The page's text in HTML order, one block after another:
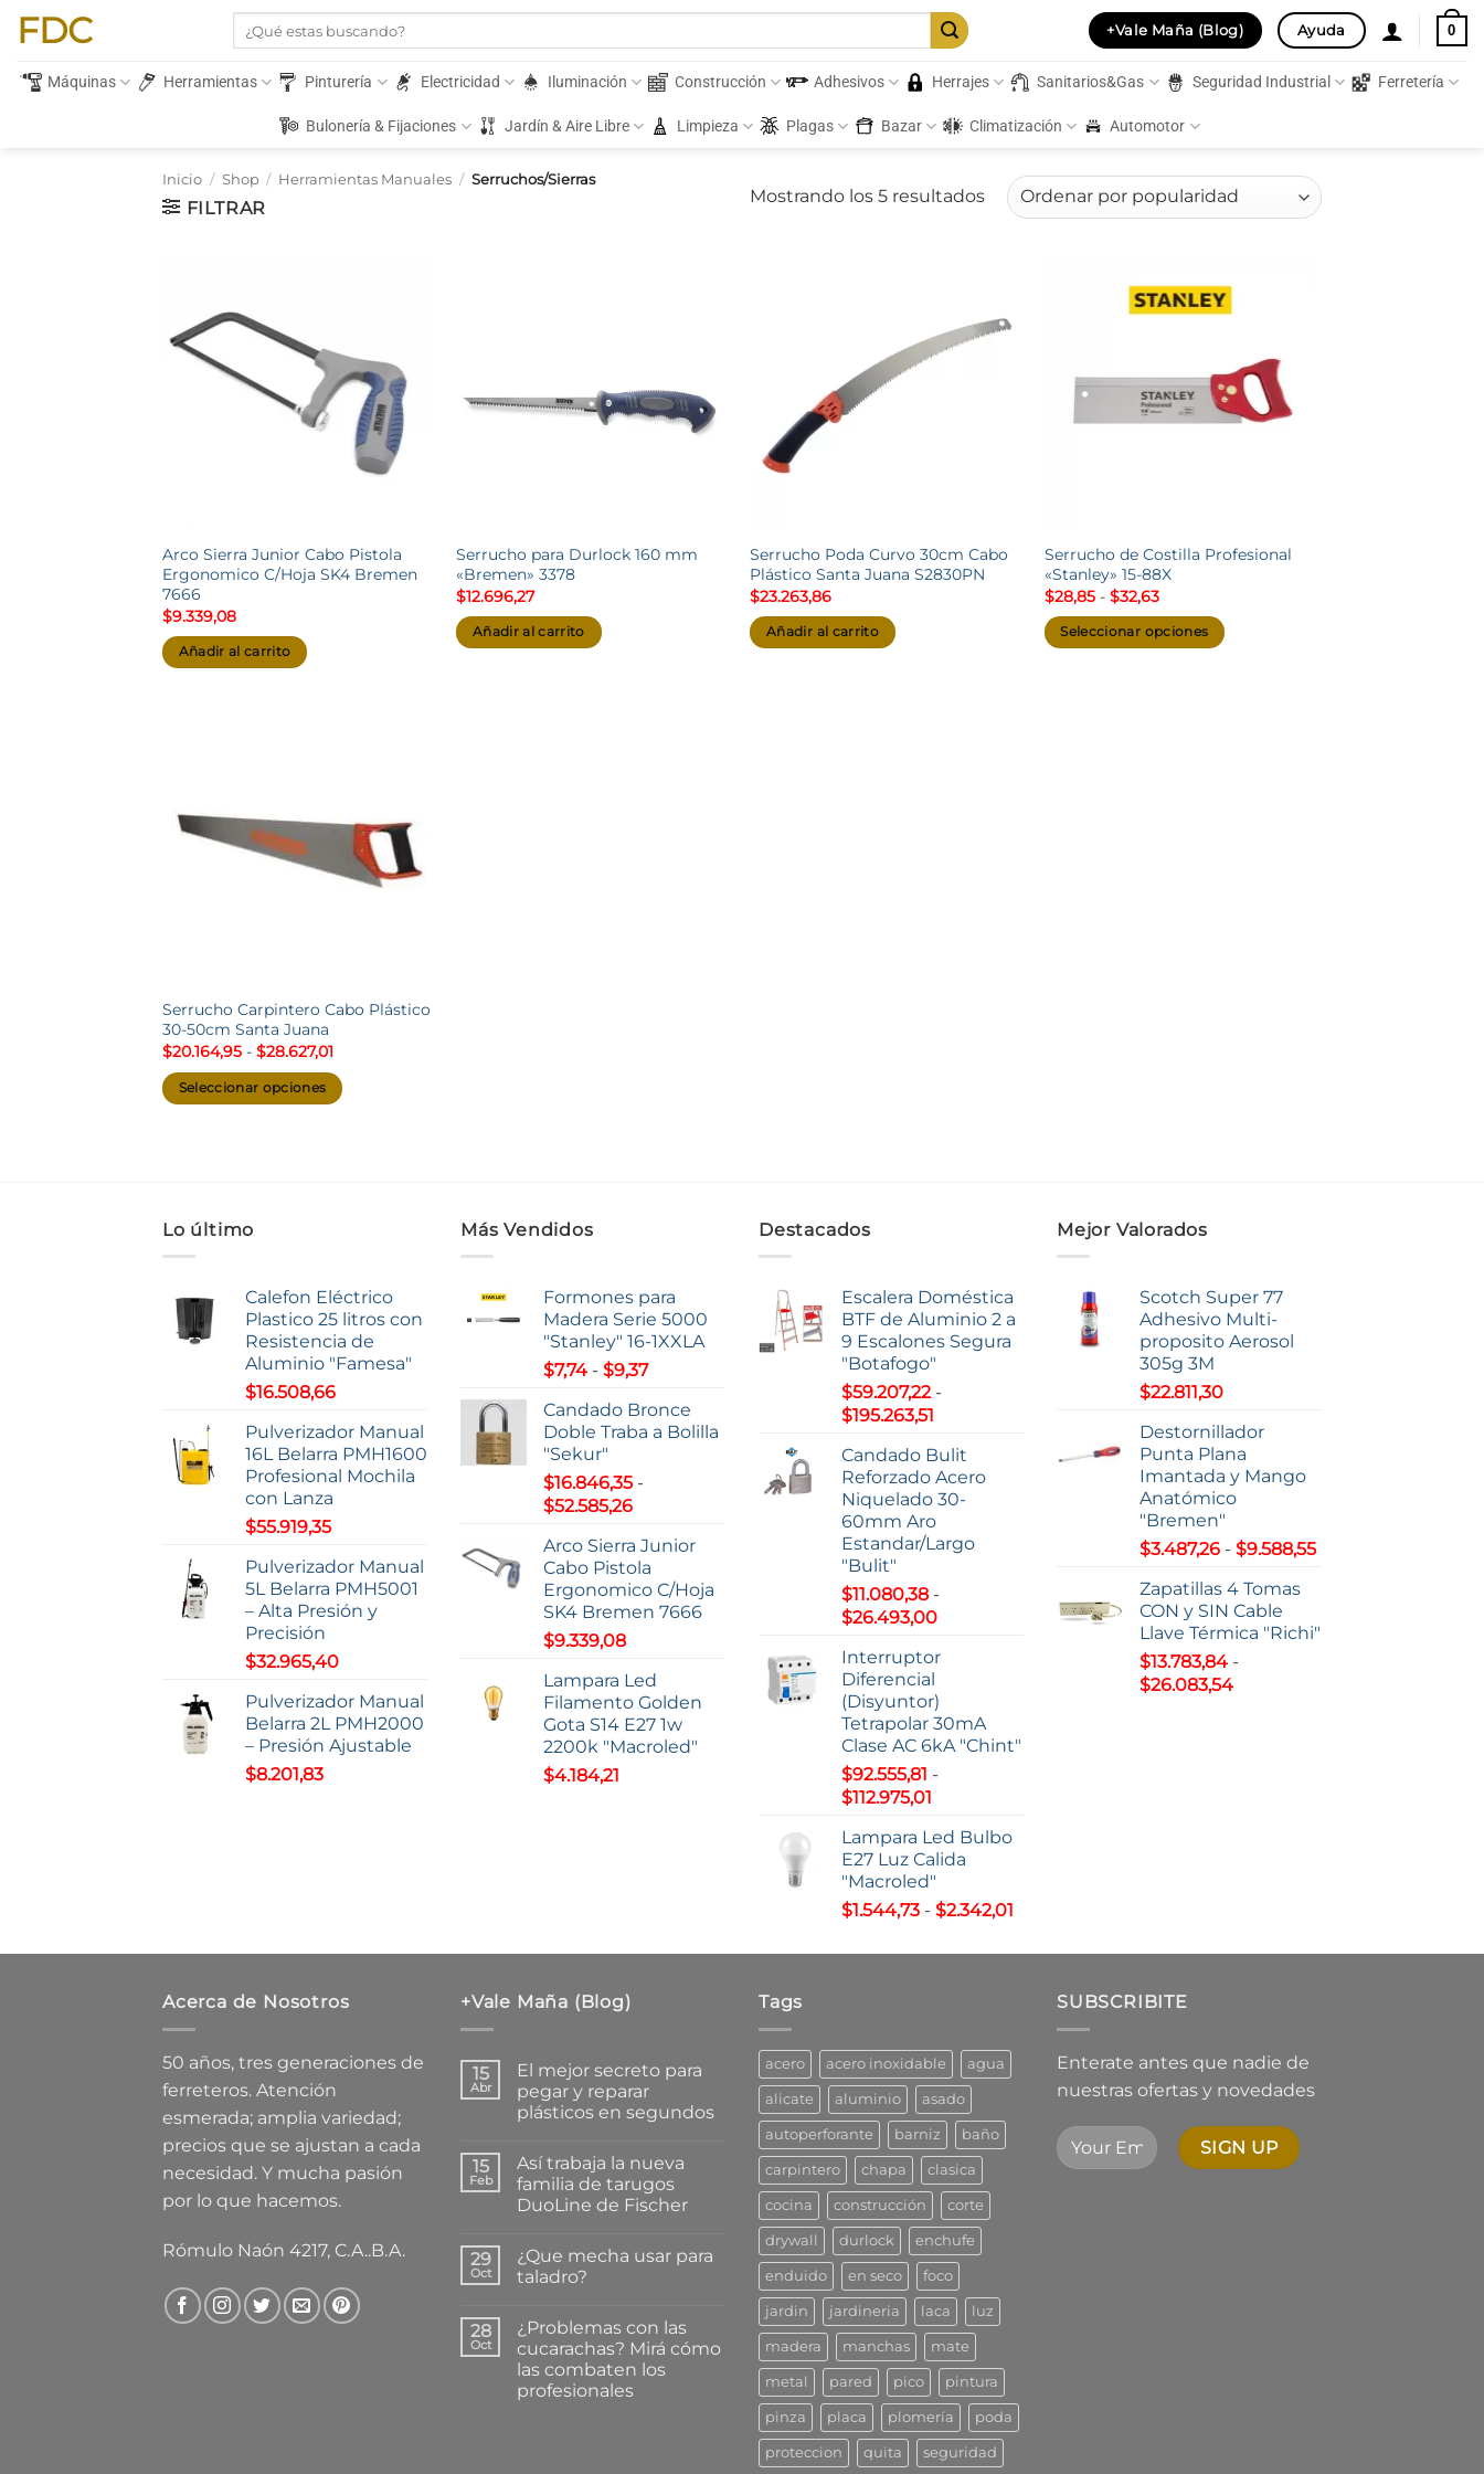
Saltar
contenido
FDC
por:
+Vale Maña (Blog) Ayuda 0
Máquinas Herramientas Pinturería Electricidad Iluminación Construcción Adhesivos Herrajes Sanitarios&Gas Seguridad Industrial Ferretería
Bulonería & Fijaciones Jardín & Aire Libre Limpieza Plagas Bazar Climatización Automotor
Inicio / Shop / Herramientas Manuales / Serruchos/Sierras
FILTRAR
Mostrando los 5 resultadosOrdenado
Arco Sierra Junior Cabo Pistola
Ergonomico C/Hoja SK4 Bremen
7666
$9.339,08
Añadir al carrito
Serrucho para Durlock 160 mm
«Bremen» 3378
$12.696,27
Añadir al carrito
Serrucho Poda Curvo 30cm Cabo
Plástico Santa Juana S2830PN
$23.263,86
Añadir al carrito
Serrucho de Costilla Profesional
«Stanley» 15-88X
$28,85 - $32,63Rango
precios:
desde
Seleccionar opciones
Serrucho Carpintero Cabo Plástico
30-50cm Santa Juana
$20.164,95 - $28.627,01Rango
precios:
desde
Seleccionar opciones
variantes.
Las
se
pueden
elegir
página
de
producto
Lo último
Calefon Eléctrico
Plastico 25 litros con
Resistencia de
Aluminio "Famesa"
$16.508,66
Pulverizador Manual
16L Belarra PMH1600
Profesional Mochila
con Lanza
$55.919,35
Pulverizador Manual
5L Belarra PMH5001
– Alta Presión y
Precisión
$32.965,40
Pulverizador Manual
Belarra 2L PMH2000
– Presión Ajustable
$8.201,83
Más Vendidos
Formones para
Madera Serie 5000
"Stanley" 16-1XXLA
$7,74 - $9,37Rango
precios:
desde
Candado Bronce
Doble Traba a Bolilla
"Sekur"
$16.846,35 -
$52.585,26Rango
precios:
desde
$16.846,35
hasta
Arco Sierra Junior
Cabo Pistola
Ergonomico C/Hoja
SK4 Bremen 7666
$9.339,08
Lampara Led
Filamento Golden
Gota S14 E27 1w
2200k "Macroled"
$4.184,21
Destacados
Escalera Doméstica
BTF de Aluminio 2 a
9 Escalones Segura
"Botafogo"
$59.207,22 -
$195.263,51
precios:
desde
$59.207,22
hasta
$195.263,51
Candado Bulit
Reforzado Acero
Niquelado 30-
60mm Aro
Estandar/Largo
"Bulit"
$11.080,38 -
$26.493,00Rango
precios:
$11.080,38
hasta
$26.493,00
Interruptor
Diferencial
(Disyuntor)
Tetrapolar 30mA
Clase AC 6kA "Chint"
$92.555,81 -
$112.975,01
precios:
desde
hasta
Lampara Led Bulbo
E27 Luz Calida
"Macroled"
$1.544,73 - $2.342,01
precios:
$1.544,73
hasta
Mejor Valorados
Scotch Super 77
Adhesivo Multi-
proposito Aerosol
305g 3M
$22.811,30
Destornillador
Punta Plana
Imantada y Mango
Anatómico
"Bremen"
$3.487,26 - $9.588,55Rango
Zapatillas 4 Tomas
CON y SIN Cable
Llave Térmica "Richi"
$13.783,84 -
$26.083,54Rango
Acerca de Nosotros
50 años, tres generaciones de
ferreteros. Atención
esmerada; amplia variedad;
precios que se ajustan a cada
necesidad. Y mucha pasión
por lo que hacemos.
Rómulo Naón 4217, C.A..B.A.
+Vale Maña (Blog)
15
Abr
El mejor secreto para
pegar y reparar
plásticos en segundos
comentarios
en
El
mejor
pegar
y
reparar
segundos
15
Feb
Así trabaja la nueva
familia de tarugos
DuoLine de Fischer
comentarios
en
Así
nueva
familia
de
tarugos
DuoLine
de
29
Oct
¿Que mecha usar para
taladro?
comentarios
en
¿Que
mecha
usar
para
28
Oct
¿Problemas con las
cucarachas? Mirá cómo
las combaten los
profesionales
Tags
acero acero inoxidable agua
alicate aluminio asado
autoperforante barniz baño
carpintero chapa clasica
cocina construcción corte
drywall durlock enchufe
enduido en seco foco
jardin jardineria laca luz
madera manchas mate
metal pared pico pintura
pinza placa plomería poda
proteccion quita seguridad
SUBSCRIBITE
Enterate antes que nadie de
nuestras ofertas y novedades